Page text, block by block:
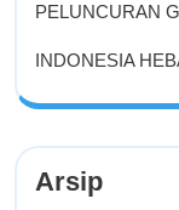
PELUNCURAN
INDONESIA
Arsip